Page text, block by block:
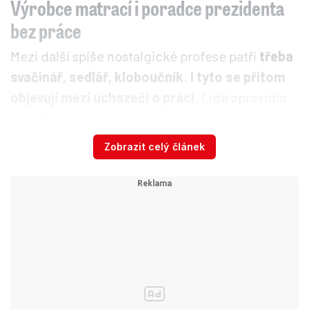
Výrobce matrací i poradce prezidenta
bez práce
Mezi další spíše nostalgické profese patří třeba
svačinář, sedlář, kloboučník . I tyto se přitom
práce ucházejí o podporu v nezaměstnanosti.
vhodného povolání. Mimo jiné uvádí i svou
Zobrazit celý článek